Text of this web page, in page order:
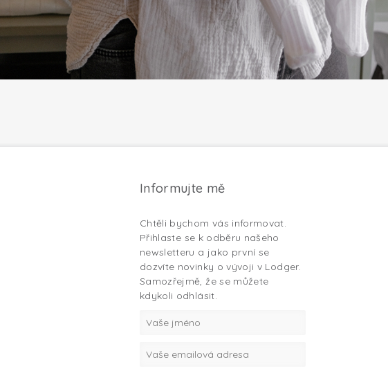
Informujte mě
Chtěli bychom vás informovat.
Přihlaste se k odběru našeho
newsletteru a jako první se
dozvíte novinky o vývoji v Lodger.
Samozřejmě, že se můžete
kdykoli odhlásit.